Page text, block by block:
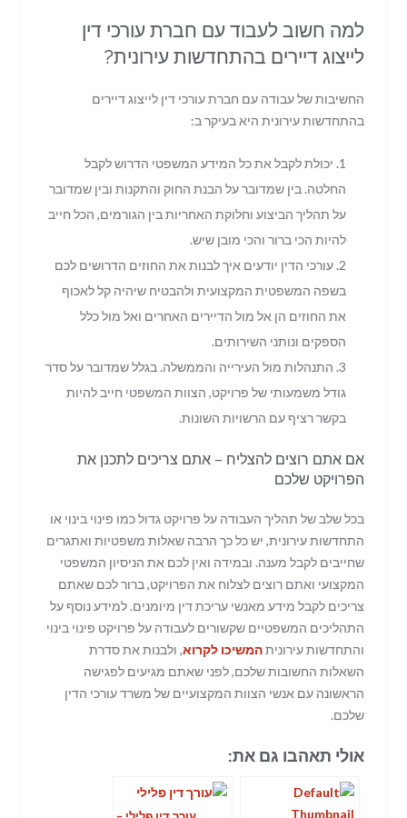
למה חשוב לעבוד עם חברת עורכי דין
לייצוג דיירים בהתחדשות עירונית?
החשיבות של עבודה עם חברת עורכי דין לייצוג דיירים
בהתחדשות עירונית היא בעיקר ב:
יכולת לקבל את כל המידע המשפטי הדרוש לקבל
החלטה. בין שמדובר על הבנת החוק והתקנות ובין שמדובר
על תהליך הביצוע וחלוקת האחריות בין הגורמים, הכל חייב
להיות הכי ברור והכי מובן שיש.
עורכי הדין יודעים איך לבנות את החוזים הדרושים לכם
בשפה המשפטית המקצועית ולהבטיח שיהיה קל לאכוף
את החוזים הן אל מול הדיירים האחרים ואל מול כלל
הספקים ונותני השירותים.
התנהלות מול העירייה והממשלה. בגלל שמדובר על סדר
גודל משמעותי של פרויקט, הצוות המשפטי חייב להיות
בקשר רציף עם הרשויות השונות.
אם אתם רוצים להצליח – אתם צריכים לתכנן את
הפרויקט שלכם
בכל שלב של תהליך העבודה על פרויקט גדול כמו פינוי בינוי או
התחדשות עירונית, יש כל כך הרבה שאלות משפטיות ואתגרים
שחייבים לקבל מענה. ובמידה ואין לכם את הניסיון המשפטי
המקצועי ואתם רוצים לצלוח את הפרויקט, ברור לכם שאתם
צריכים לקבל מידע מאנשי עריכת דין מיומנים. למידע נוסף על
התהליכים המשפטיים שקשורים לעבודה על פרויקט פינוי בינוי
והתחדשות עירוניתהמשיכו לקרוא, ולבנות את סדרת
השאלות החשובות שלכם, לפני שאתם מגיעים לפגישה
הראשונה עם אנשי הצוות המקצועיים של משרד עורכי הדין
שלכם.
אולי תאהבו גם את: